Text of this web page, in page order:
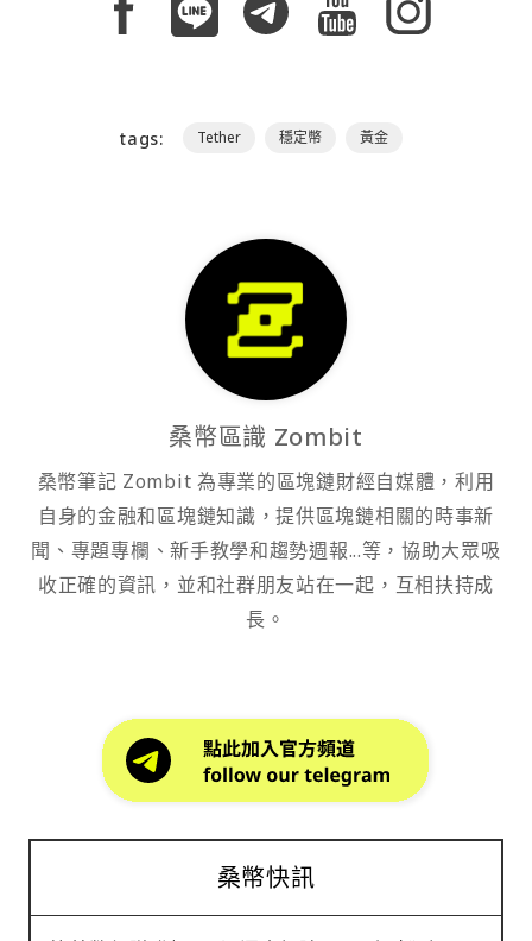
tags: Tether 穩定幣 黃金
桑幣區識 Zombit
桑幣筆記 Zombit 為專業的區塊鏈財經自媒體，利用
自身的金融和區塊鏈知識，提供區塊鏈相關的時事新
聞、專題專欄、新手教學和趨勢週報...等，協助大眾吸
收正確的資訊，並和社群朋友站在一起，互相扶持成
長。
桑幣快訊